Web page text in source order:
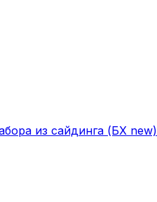
из сайдинга (БХ new)